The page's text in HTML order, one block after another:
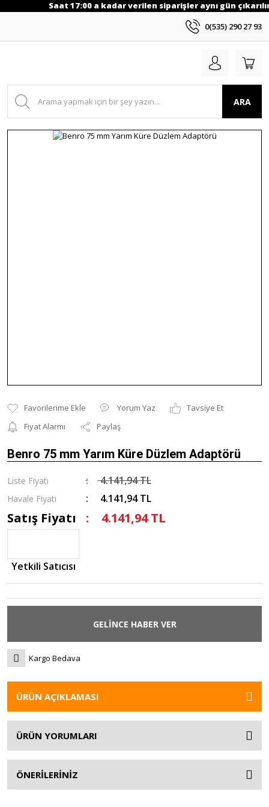
Saat 17:00 a kadar verilen siparişler aynı gün
0(535) 290 27 93
ARA
Yorum Yaz
Tavsiye Et
Fiyat Alarmı
Paylaş
Benro 75 mm Yarım Küre Düzlem Adaptörü
Liste Fiyatı 4.141,94 TL
Havale Fiyatı 4.141,94 TL
Satış Fiyatı 4.141,94 TL
Yetkili Satıcısı
GELİNCE HABER VER
Kargo Bedava
ÜRÜN AÇIKLAMASI
ÜRÜN YORUMLARI
ÖNERİLERİNİZ